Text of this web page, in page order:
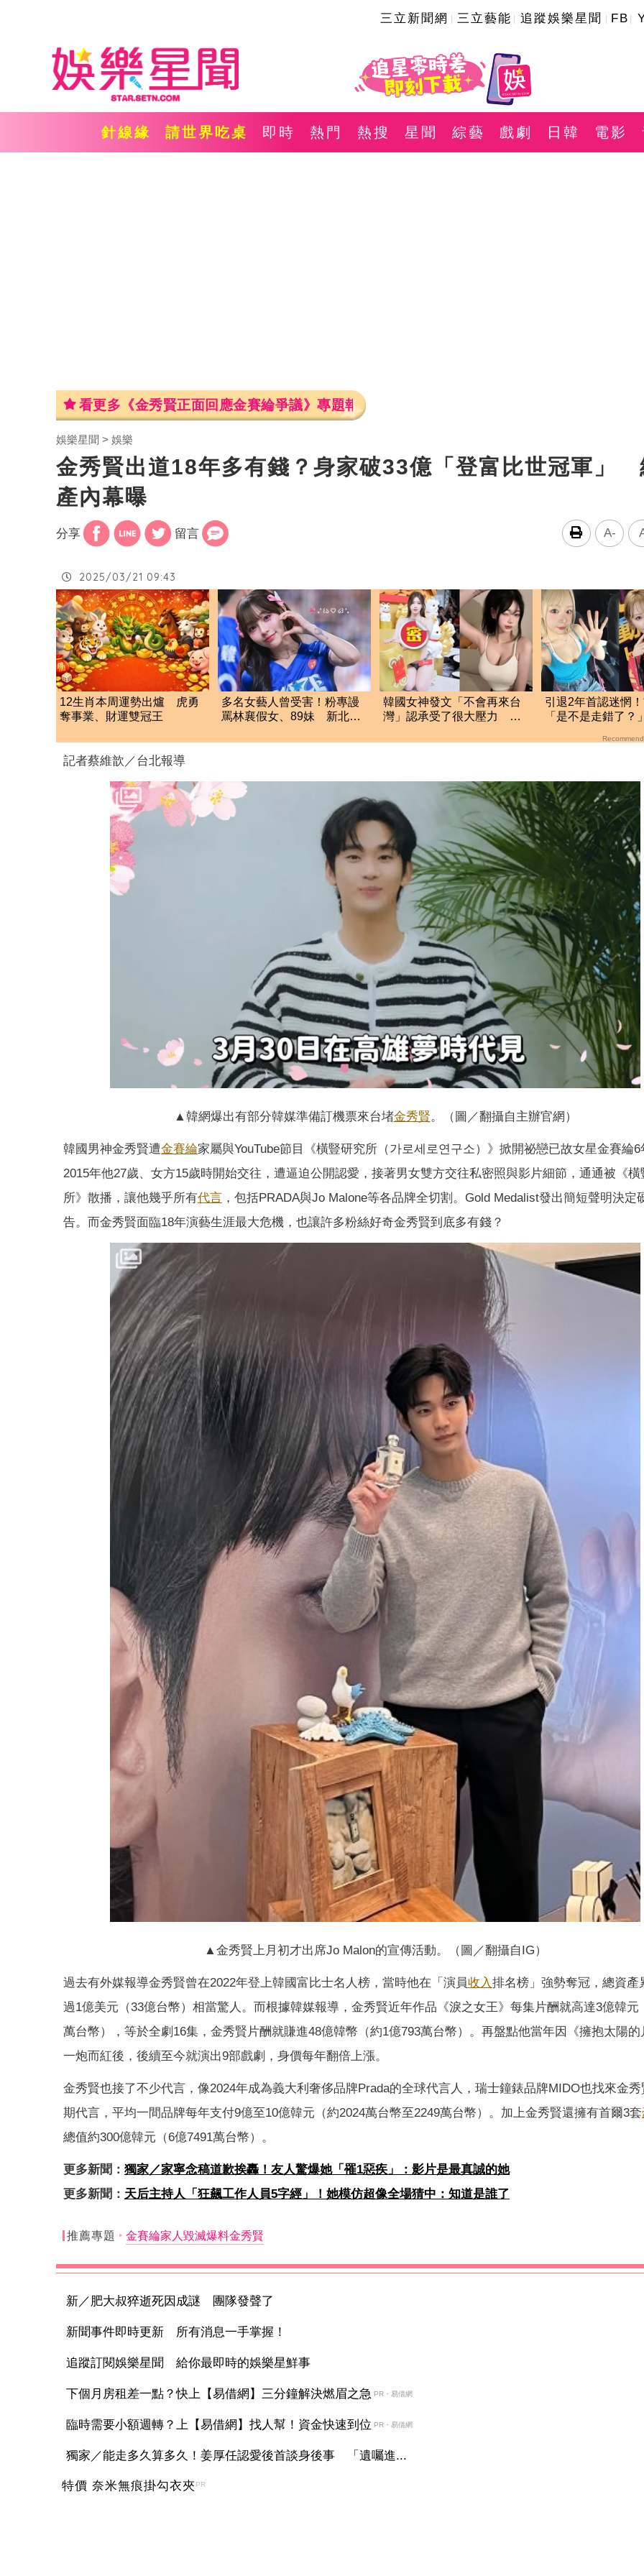
三立新聞網 三立藝能 追蹤娛樂星聞 FB
針線緣 請世界吃桌 即時 熱門 熱搜 星聞 綜藝 戲劇 日韓 電影
看更多《金秀賢正面回應金賽綸爭議》專題報導
娛樂星聞 娛樂
金秀賢出道18年多有錢？身家破33億「登富比世冠軍」
產內幕曝
分享 留言 A-
2025/03/21 09:43
12生肖本周運勢出爐 虎勇
奪事業、財運雙冠王
多名女藝人曾受害！粉專謾
罵林襄假女、89妹 新北男
韓國女神發文「不會再來台
灣」認承受了很大壓力 二
引退2年首認迷惘
「是不是走錯了？
記者蔡維歆／台北報導
▲韓網爆出有部分韓媒準備訂機票來台堵金秀賢。（圖／翻攝自主辦官網）
韓國男神金秀賢遭金賽綸家屬與YouTube節目《橫豎研究所（가로세로연구소）》掀開祕戀已故女星金賽綸6
2015年他27歲、女方15歲時開始交往，遭逼迫公開認愛，接著男女雙方交往私密照與影片細節，通通被《橫
所》散播，讓他幾乎所有代言 ，包括PRADA與Jo Malone等各品牌全切割。Gold Medalist發出簡短聲明決定
告。而金秀賢面臨18年演藝生涯最大危機，也讓許多粉絲好奇金秀賢到底多有錢？
▲金秀賢上月初才出席Jo Malon的宣傳活動。（圖／翻攝自IG）
過去有外媒報導金秀賢曾在2022年登上韓國富比士名人榜，當時他在「演員收入排名榜」強勢奪冠，總資產
過1億美元（33億台幣）相當驚人。而根據韓媒報導，金秀賢近年作品《淚之女王》每集片酬就高達3億韓元
萬台幣），等於全劇16集，金秀賢片酬就賺進48億韓幣（約1億793萬台幣）。再盤點他當年因《擁抱太陽的
一炮而紅後，後續至今就演出9部戲劇，身價每年翻倍上漲。
金秀賢也接了不少代言，像2024年成為義大利奢侈品牌Prada的全球代言人，瑞士鐘錶品牌MIDO也找來金
期代言，平均一間品牌每年支付9億至10億韓元（約2024萬台幣至2249萬台幣）。加上金秀賢還擁有首爾3套
總值約300億韓元（6億7491萬台幣）。
更多新聞： 獨家／家寧念稿道歉挨轟！友人驚爆她「罹1惡疾」：影片是最真誠的她
更多新聞： 天后主持人「狂飆工作人員5字經」！她模仿超像全場猜中：知道是誰了
推薦專題 金賽綸家人毀滅爆料金秀賢
新／肥大叔猝逝死因成謎 團隊發聲了
新聞事件即時更新 所有消息一手掌握！
追蹤訂閱娛樂星聞 給你最即時的娛樂星鮮事
下個月房租差一點？快上【易借網】三分鐘解決燃眉之急 PR・易借網
臨時需要小額週轉？上【易借網】找人幫！資金快速到位 PR・易借網
獨家／能走多久算多久！姜厚任認愛後首談身後事 「遺囑進...
特價 奈米無痕掛勾衣夾 PR